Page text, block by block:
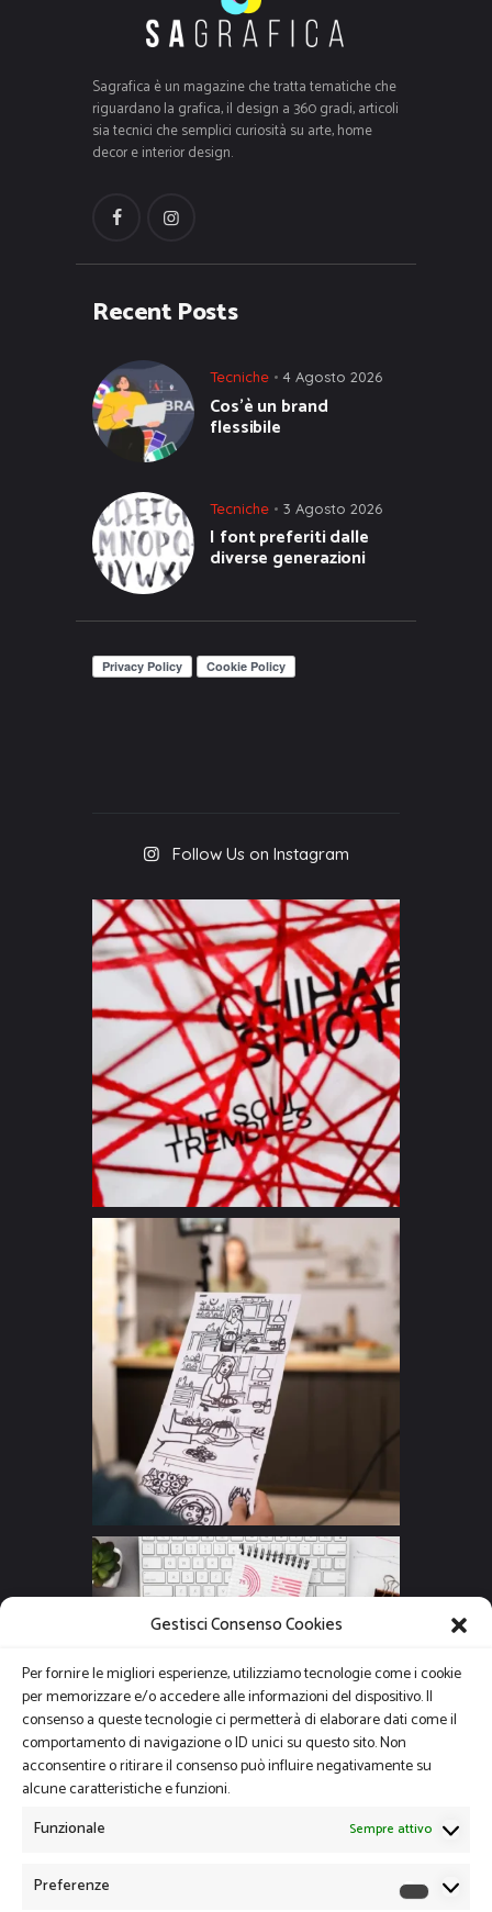
Gestisci Consenso Cookies
Per fornire le migliori esperienze, utilizziamo tecnologie come i cookie
per memorizzare e/o accedere alle informazioni del dispositivo. Il
consenso a queste tecnologie ci permetterà di elaborare dati come il
comportamento di navigazione o ID unici su questo sito. Non
acconsentire o ritirare il consenso può influire negativamente su
alcune caratteristiche e funzioni.
Funzionale
Sempre attivo
Preferenze
Sagrafica è un magazine che tratta tematiche che
riguardano la grafica, il design a 360 gradi, articoli
sia tecnici che semplici curiosità su arte, home
decor e interior design.
Recent Posts
Tecniche 4 Agosto 2026
Cos’è un brand
flessibile
Tecniche 3 Agosto 2026
I font preferiti dalle
diverse generazioni
Follow Us on Instagram